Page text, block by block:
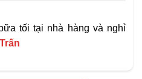
tối tại nhà hàng và nghỉ